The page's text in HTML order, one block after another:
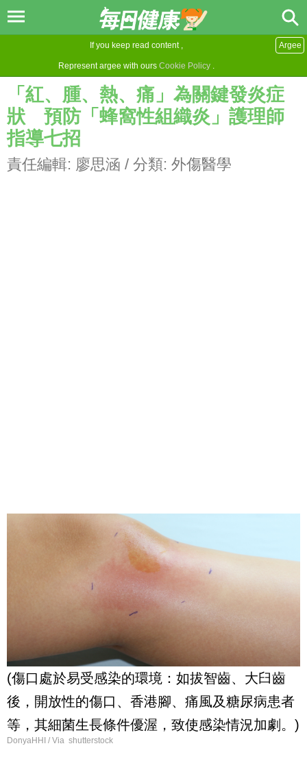
If you keep read content ,
Represent argee with ours Cookie Policy .
Argee
「紅、腫、熱、痛」為關鍵發炎症
狀 預防「蜂窩性組織炎」護理師
指導七招
責任編輯: 廖思涵 / 分類: 外傷醫學
(傷口處於易受感染的環境：如拔智齒、大臼齒
後，開放性的傷口、香港腳、痛風及糖尿病患者
等，其細菌生長條件優渥，致使感染情況加劇。)
DonyaHHI / Via shutterstock